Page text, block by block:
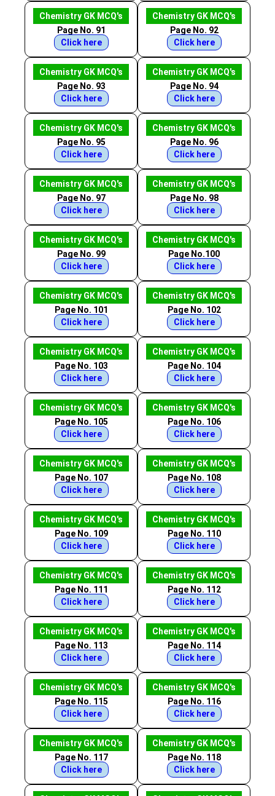
Chemistry GK MCQ's
Page No. 91
Click here
Chemistry GK MCQ's
Page No. 92
Click here
Chemistry GK MCQ's
Page No. 93
Click here
Chemistry GK MCQ's
Page No. 94
Click here
Chemistry GK MCQ's
Page No. 95
Click here
Chemistry GK MCQ's
Page No. 96
Click here
Chemistry GK MCQ's
Page No. 97
Click here
Chemistry GK MCQ's
Page No. 98
Click here
Chemistry GK MCQ's
Page No. 99
Click here
Chemistry GK MCQ's
Page No.100
Click here
Chemistry GK MCQ's
Page No. 101
Click here
Chemistry GK MCQ's
Page No. 102
Click here
Chemistry GK MCQ's
Page No. 103
Click here
Chemistry GK MCQ's
Page No. 104
Click here
Chemistry GK MCQ's
Page No. 105
Click here
Chemistry GK MCQ's
Page No. 106
Click here
Chemistry GK MCQ's
Page No. 107
Click here
Chemistry GK MCQ's
Page No. 108
Click here
Chemistry GK MCQ's
Page No. 109
Click here
Chemistry GK MCQ's
Page No. 110
Click here
Chemistry GK MCQ's
Page No. 111
Click here
Chemistry GK MCQ's
Page No. 112
Click here
Chemistry GK MCQ's
Page No. 113
Click here
Chemistry GK MCQ's
Page No. 114
Click here
Chemistry GK MCQ's
Page No. 115
Click here
Chemistry GK MCQ's
Page No. 116
Click here
Chemistry GK MCQ's
Page No. 117
Click here
Chemistry GK MCQ's
Page No. 118
Click here